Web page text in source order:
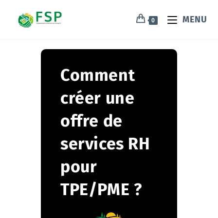
0 MENU
Comment
créer une
offre de
services RH
pour
TPE/PME ?